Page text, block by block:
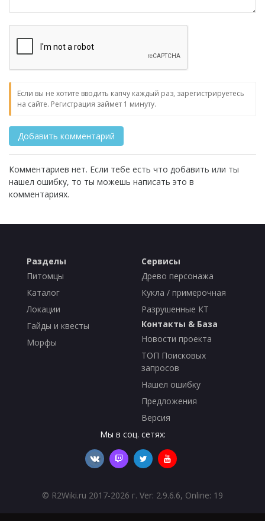
Если вы не хотите вводить капчу каждый раз, зарегистрируетесь
на сайте. Регистрация займет 1 минуту.
Комментариев нет. Если тебе есть что добавить или ты
нашел ошибку, то ты можешь написать это в
комментариях.
Разделы
Питомцы
Каталог
Локации
Гайды и квесты
Морфы
Сервисы
Древо персонажа
Кукла / примерочная
Разрушенные КТ
Контакты & База
Новости проекта
ТОП Поисковых
запросов
Нашел ошибку
Предложения
Версия
Мы в соц. сетях:
© R2Wiki.ru 2017-2026 г. Ver: 2.9.6.6, Online: 19